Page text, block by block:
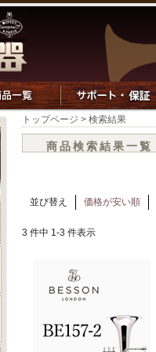
トップページ > 検索結果
商品検索結果一覧
並び替え 価格が安い順
3 件中 1-3 件表示